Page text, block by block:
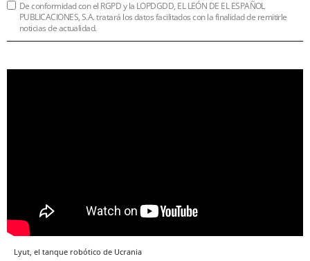
De conformidad con el RGPD y la LOPDGDD, EL LEÓN DE EL ESPAÑOL
PUBLICACIONES, S.A. tratará los datos facilitados con la finalidad de remitirle
noticias de actualidad.
Lyut, el tanque robótico de Ucrania